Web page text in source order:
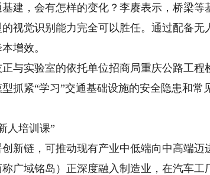
，会有怎样的变化？李赓表示，桥梁等
视觉识别能力完全可以胜任。通过配备无
增效。
实验室的依托单位招商局重庆公路工程
抓紧“学习”交通基础设施的安全隐患和常
培训课”
链，可推动现有产业中低端向中高端迈
广域铭岛）正深度融入制造业，在汽车工